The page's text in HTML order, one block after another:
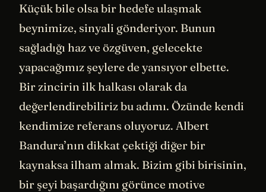
Küçük bile olsa bir hedefe ulaşmak
beynimize, sinyali gönderiyor. Bunun
sağladığı haz ve özgüven, gelecekte
yapacağımız şeylere de yansıyor elbette.
Bir zincirin ilk halkası olarak da
değerlendirebiliriz bu adımı. Özünde kendi
kendimize referans oluyoruz. Albert
Bandura’nın dikkat çektiği diğer bir
kaynaksa ilham almak. Bizim gibi birisinin,
bir şeyi başardığını görünce motive